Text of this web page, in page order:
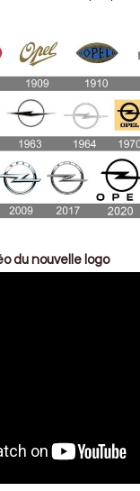
du nouvelle logo